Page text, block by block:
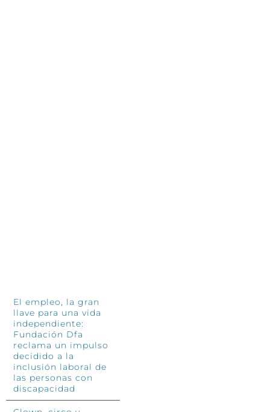
El empleo, la gran
llave para una vida
independiente:
Fundación Dfa
reclama un impulso
decidido a la
inclusión laboral de
las personas con
discapacidad